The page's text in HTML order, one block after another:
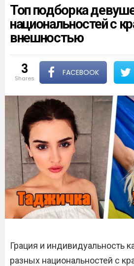
Топ подборка
национальностей с
внешностью
3
shares
FACEBOOK
Грация и индивидуальность
разных национальностей с